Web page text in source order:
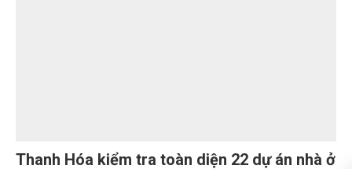
Thanh Hóa kiểm tra toàn diện 22 dự án nhà ở